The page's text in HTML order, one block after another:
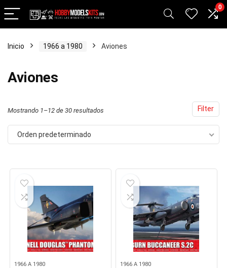
0
Inicio 1966 a 1980 Aviones
Aviones
Filter
Mostrando 1–12 de 30 resultados
Orden predeterminado
1966 A 1980 1966 A 1980